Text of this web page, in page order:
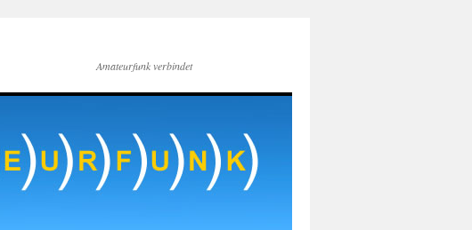
Amateurfunk verbindet